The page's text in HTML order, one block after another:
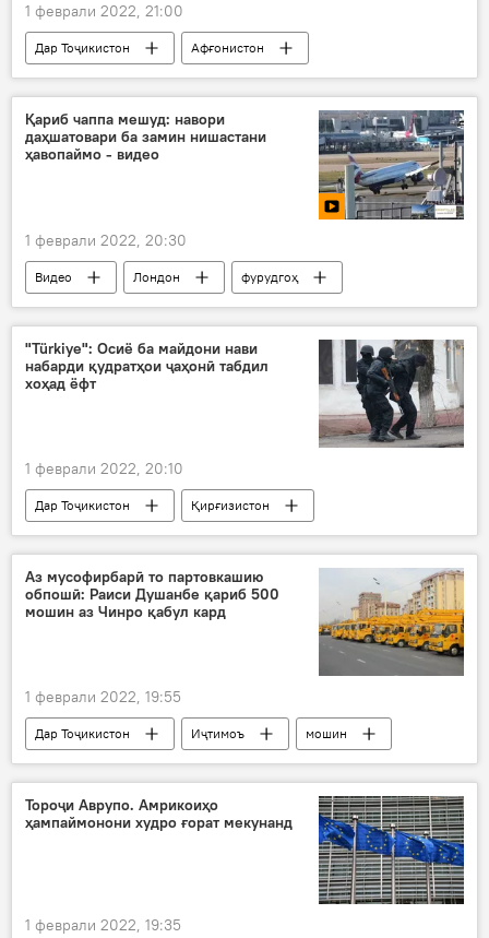
1 феврали 2022, 21:00
Дар Тоҷикистон
Афғонистон
Маориф
ДДТТ ба номи Сино
донишҷӯён
ДМТ
Қариб чаппа мешуд: навори
даҳшатовари ба замин нишастани
ҳавопаймо - видео
1 феврали 2022, 20:30
Видео Лондон
фурудгоҳ
ҳавопаймо
шамол
нишаст
изтирорӣ
"Türkiye": Осиё ба майдони нави
набарди қудратҳои ҷаҳонӣ табдил
хоҳад ёфт
1 феврали 2022, 20:10
Дар Тоҷикистон
Қирғизистон
Осиёи Марказӣ
даргирӣ Осиё
Аз мусофирбарӣ то партовкашию
обпошӣ: Раиси Душанбе қариб 500
мошин аз Чинро қабул кард
1 феврали 2022, 19:55
Дар Тоҷикистон Иҷтимоъ
мошин
Душанбе
ёрӣ
хадамоти коммуналӣ
Тороҷи Аврупо. Амрикоиҳо
ҳампаймонони худро ғорат мекунанд
1 феврали 2022, 19:35